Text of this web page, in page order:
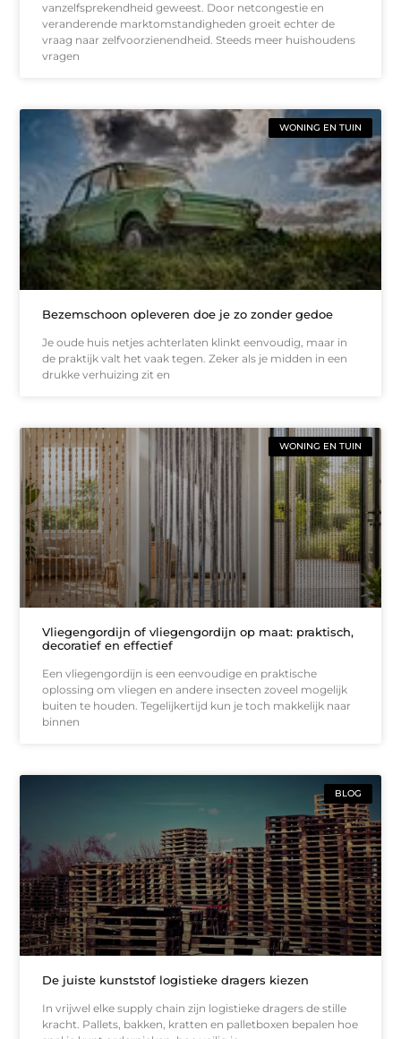
vanzelfsprekendheid geweest. Door netcongestie en
veranderende marktomstandigheden groeit echter de
vraag naar zelfvoorzienendheid. Steeds meer huishoudens
vragen
WONING EN TUIN
Bezemschoon opleveren doe je zo zonder gedoe
Je oude huis netjes achterlaten klinkt eenvoudig, maar in
de praktijk valt het vaak tegen. Zeker als je midden in een
drukke verhuizing zit en
WONING EN TUIN
Vliegengordijn of vliegengordijn op maat: praktisch,
decoratief en effectief
Een vliegengordijn is een eenvoudige en praktische
oplossing om vliegen en andere insecten zoveel mogelijk
buiten te houden. Tegelijkertijd kun je toch makkelijk naar
binnen
BLOG
De juiste kunststof logistieke dragers kiezen
In vrijwel elke supply chain zijn logistieke dragers de stille
kracht. Pallets, bakken, kratten en palletboxen bepalen hoe